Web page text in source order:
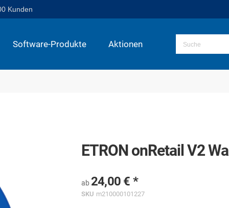
Kunden
Software-Produkte Aktionen
ETRON onRetail V2
ab 24,00 €
SKU m210000101227